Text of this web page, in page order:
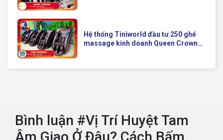
Hệ thống Tiniworld đầu tư 250 ghế
massage kinh doanh Queen Crown
Bình luận #Vị Trí Huyệt Tam